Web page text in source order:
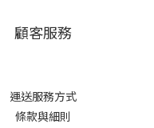
顧客服務
運送服務方式
條款與細則